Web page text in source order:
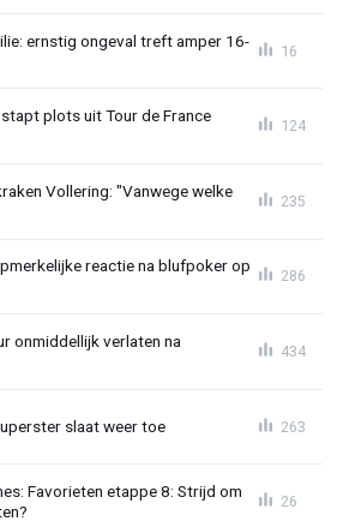
ernstig ongeval treft amper 16-
16
plots uit Tour de France
124
Vollering: "Vanwege welke
235
reactie na blufpoker op
286
onmiddellijk verlaten na
434
slaat weer toe 263
Favorieten etappe 8: Strijd om
26